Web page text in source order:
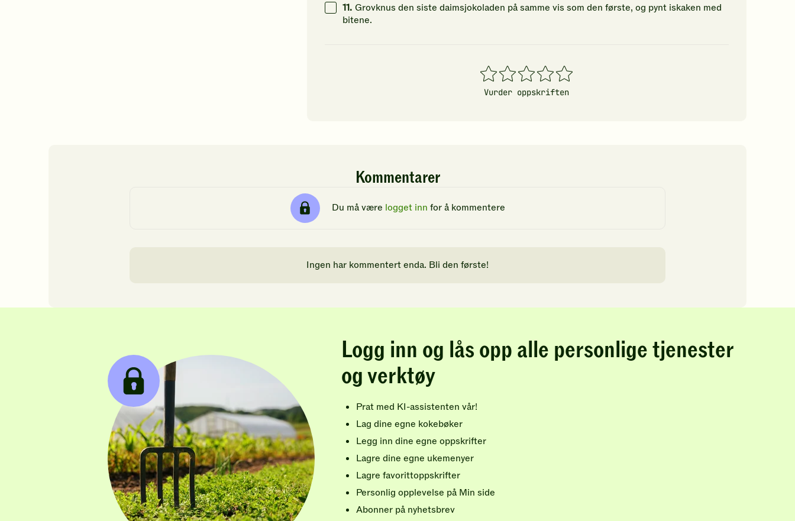
11. Grovknus den siste daimsjokoladen på samme vis som den første, og pynt iskaken med
bitene.
1
stjerner
2
stjerner
3
stjerner
4
stjerner
5
stjerner
Vurder oppskriften
Kommentarer
Du må være logget inn for å kommentere
Ingen har kommentert enda. Bli den første!
Logg inn og lås opp alle personlige tjenester
og verktøy
Prat med KI-assistenten vår!
Lag dine egne kokebøker
Legg inn dine egne oppskrifter
Lagre dine egne ukemenyer
Lagre favorittoppskrifter
Personlig opplevelse på Min side
Abonner på nyhetsbrev